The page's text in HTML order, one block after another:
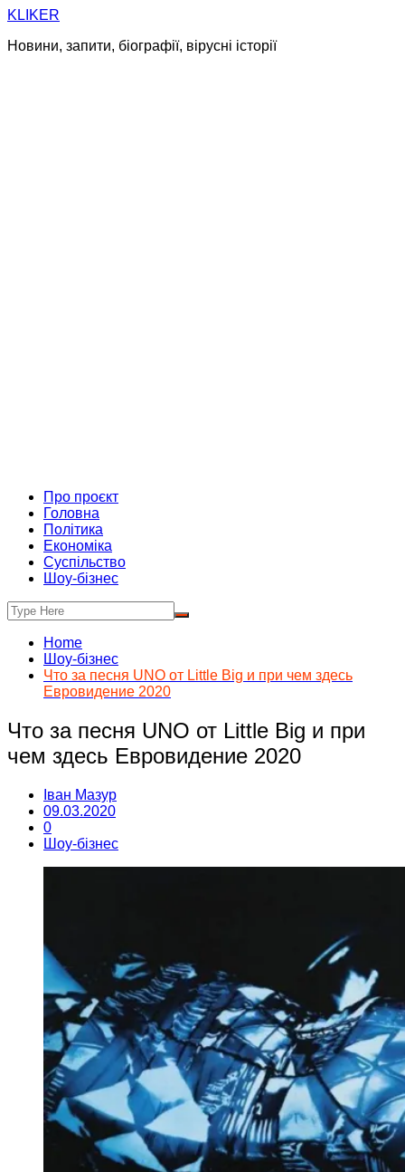
Skip
content
KLIKER
Новини, запити, біографії, вірусні історії
Про проєкт
Головна
Політика
Економіка
Суспільство
Шоу-бізнес
Home
Шоу-бізнес
Что за песня UNO от Little Big и при чем здесь
Евровидение 2020
Что за песня UNO от Little Big и при
чем здесь Евровидение 2020
Іван Мазур
09.03.2020
0
Шоу-бізнес